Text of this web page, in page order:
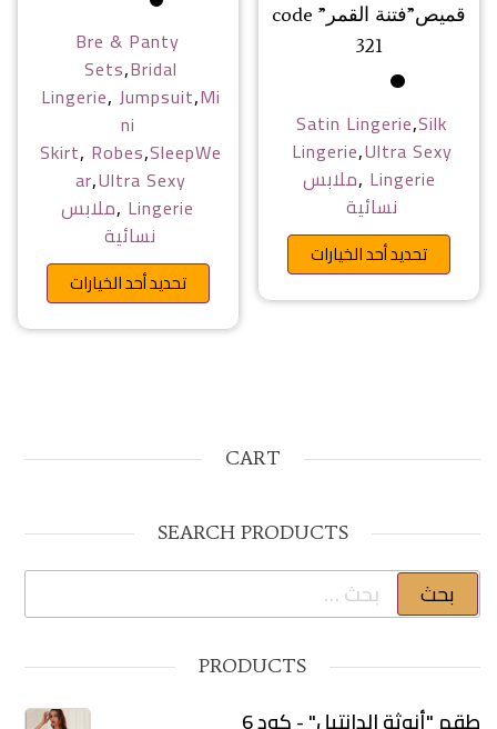
قميص”فتنة القمر” code
321
Satin Lingerie,Silk
Lingerie,Ultra Sexy
Lingerie
,ملابس
نسائية
تحديد أحد الخيارات هناك العديد من الأشكال
Bre & Panty
Sets,Bridal
Lingerie, Jumpsuit,Mi
ni
Skirt, Robes,SleepWe
ar,Ultra Sexy
Lingerie
,ملابس
نسائية
تحديد أحد الخيارات
CART
SEARCH PRODUCTS
البحث عن:
PRODUCTS